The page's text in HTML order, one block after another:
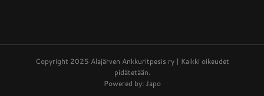
Copyright 2025 Alajärven Ankkuritpesis ry | Kaikki oikeudet
pidätetään.
Powered by: Japo